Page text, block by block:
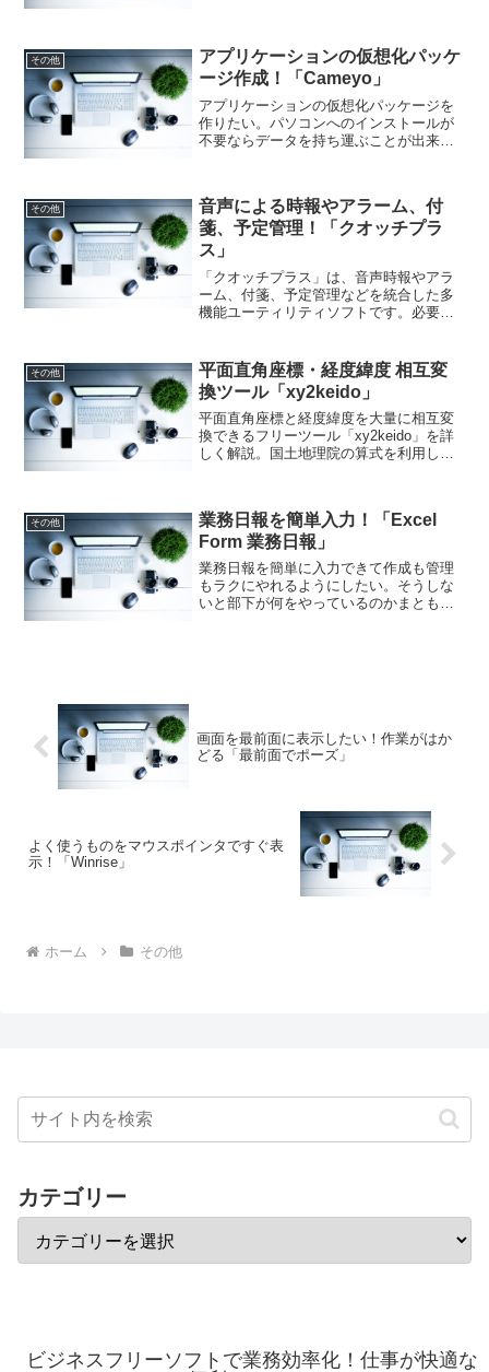
感覚で覚えられますよ！
その他
アプリケーションの仮想化パッケ
ージ作成！「Cameyo」
アプリケーションの仮想化パッケージを
作りたい。パソコンへのインストールが
不要ならデータを持ち運ぶことが出来る
いかがでしょうか。アプリケーションの
仮想化が簡単にできますよ！
その他
音声による時報やアラーム、付
箋、予定管理！「クオッチプラ
ス」
「クオッチプラス」は、音声時報やアラ
ーム、付箋、予定管理などを統合した多
機能ユーティリティソフトです。必要な
理、PC監視まで幅広くサポートします。
「クオッチプラス」多機能で便利！
その他
平面直角座標・経度緯度 相互変
換ツール「xy2keido」
平面直角座標と経度緯度を大量に相互変
換できるフリーツール「xy2keido」を詳
しく解説。国土地理院の算式を利用した
しています。
その他
業務日報を簡単入力！「Excel
Form 業務日報」
業務日報を簡単に入力できて作成も管理
もラクにやれるようにしたい。そうしな
いと部下が何をやっているのかまともに
画面を最前面に表示したい！作業がはか
どる「最前面でポーズ」
よく使うものをマウスポインタですぐ表
示！「Winrise」
ホーム その他
カテゴリー
ビジネスフリーソフトで業務効率化！仕事が快適な